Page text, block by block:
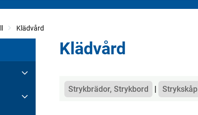
Klädvård
Klädvård
Kategorier
Strykbrädor, Strykbord Strykskåp